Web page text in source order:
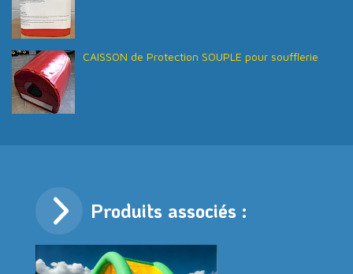
CAISSON de Protection SOUPLE pour soufflerie
Produits associés :